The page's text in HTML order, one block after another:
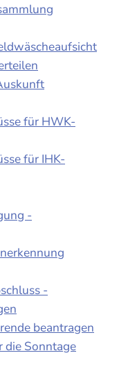
für HWK-
für IHK-
-
-
beantragen
die Sonntage